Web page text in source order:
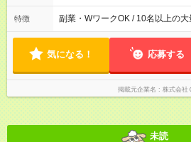
度の小休憩+1日に1度の1時間休
量にて勤務時間の調整可能 【残業に関しまして】 新人時代：入
や昇給に応じて残業が増える可能
特徴 副業・WワークOK / 10名以上の大
気になる！ 応募する
掲載元企業名 株式会社
未読